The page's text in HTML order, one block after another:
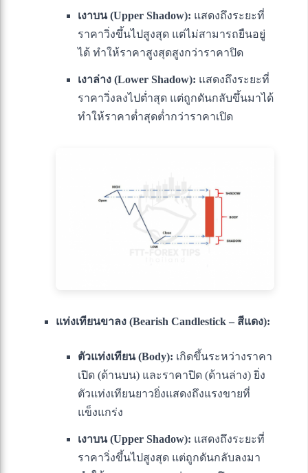
เงาบน (Upper Shadow): แสดงถึงระยะที่
ราคาวิ่งขึ้นไปสูงสุด แต่ไม่สามารถยืนอยู่
ได้ ทำให้ราคาสูงสุดสูงกว่าราคาปิด
เงาล่าง (Lower Shadow): แสดงถึงระยะที่
ราคาวิ่งลงไปต่ำสุด แต่ถูกดันกลับขึ้นมาได้
ทำให้ราคาต่ำสุดต่ำกว่าราคาเปิด
แท่งเทียนขาลง (Bearish Candlestick – สีแดง):
ตัวแท่งเทียน (Body): เกิดขึ้นระหว่างราคา
เปิด (ด้านบน) และราคาปิด (ด้านล่าง) ยิ่ง
ตัวแท่งเทียนยาวยิ่งแสดงถึงแรงขายที่
แข็งแกร่ง
เงาบน (Upper Shadow): แสดงถึงระยะที่
ราคาวิ่งขึ้นไปสูงสุด แต่ถูกดันกลับลงมา